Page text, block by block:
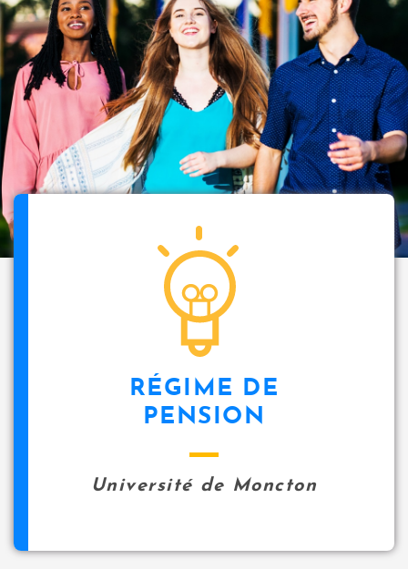
RÉGIME DE
PENSION
Université de Moncton